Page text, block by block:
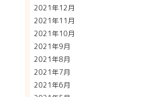
2021年12月
2021年11月
2021年10月
2021年9月
2021年8月
2021年7月
2021年6月